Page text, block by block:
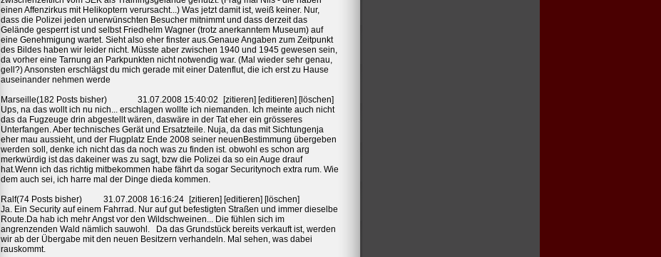
einen Affenzirkus mit Helikoptern verursacht...) Was jetzt damit ist, weiß keiner. Nur,
dass die Polizei jeden unerwünschten Besucher mitnimmt und dass derzeit das
Gelände gesperrt ist und selbst Friedhelm Wagner (trotz anerkanntem Museum) auf
eine Genehmigung wartet. Sieht also eher finster aus.Genaue Angaben zum Zeitpunkt
des Bildes haben wir leider nicht. Müsste aber zwischen 1940 und 1945 gewesen sein,
da vorher eine Tarnung an Parkpunkten nicht notwendig war. (Mal wieder sehr genau,
gell?) Ansonsten erschlägst du mich gerade mit einer Datenflut, die ich erst zu Hause
auseinander nehmen werde
Marseille(182 Posts bisher)
31.07.2008 15:40:02
[zitieren] [editieren] [löschen]
Ups, na das wollt ich nu nich... erschlagen wollte ich niemanden. Ich meinte auch nicht
das da Fugzeuge drin abgestellt wären, daswäre in der Tat eher ein grösseres
Unterfangen. Aber technisches Gerät und Ersatzteile. Nuja, da das mit Sichtungenja
eher mau aussieht, und der Flugplatz Ende 2008 seiner neuenBestimmung übergeben
werden soll, denke ich nicht das da noch was zu finden ist. obwohl es schon arg
merkwürdig ist das dakeiner was zu sagt, bzw die Polizei da so ein Auge drauf
hat.Wenn ich das richtig mitbekommen habe fährt da sogar Securitynoch extra rum. Wie
dem auch sei, ich harre mal der Dinge dieda kommen.
Ralf(74 Posts bisher)
31.07.2008 16:16:24
[zitieren] [editieren] [löschen]
Ja. Ein Security auf einem Fahrrad. Nur auf gut befestigten Straßen und immer dieselbe
Route.Da hab ich mehr Angst vor den Wildschweinen... Die fühlen sich im
angrenzenden Wald nämlich sauwohl. Da das Grundstück bereits verkauft ist, werden
wir ab der Übergabe mit den neuen Besitzern verhandeln. Mal sehen, was dabei
rauskommt.